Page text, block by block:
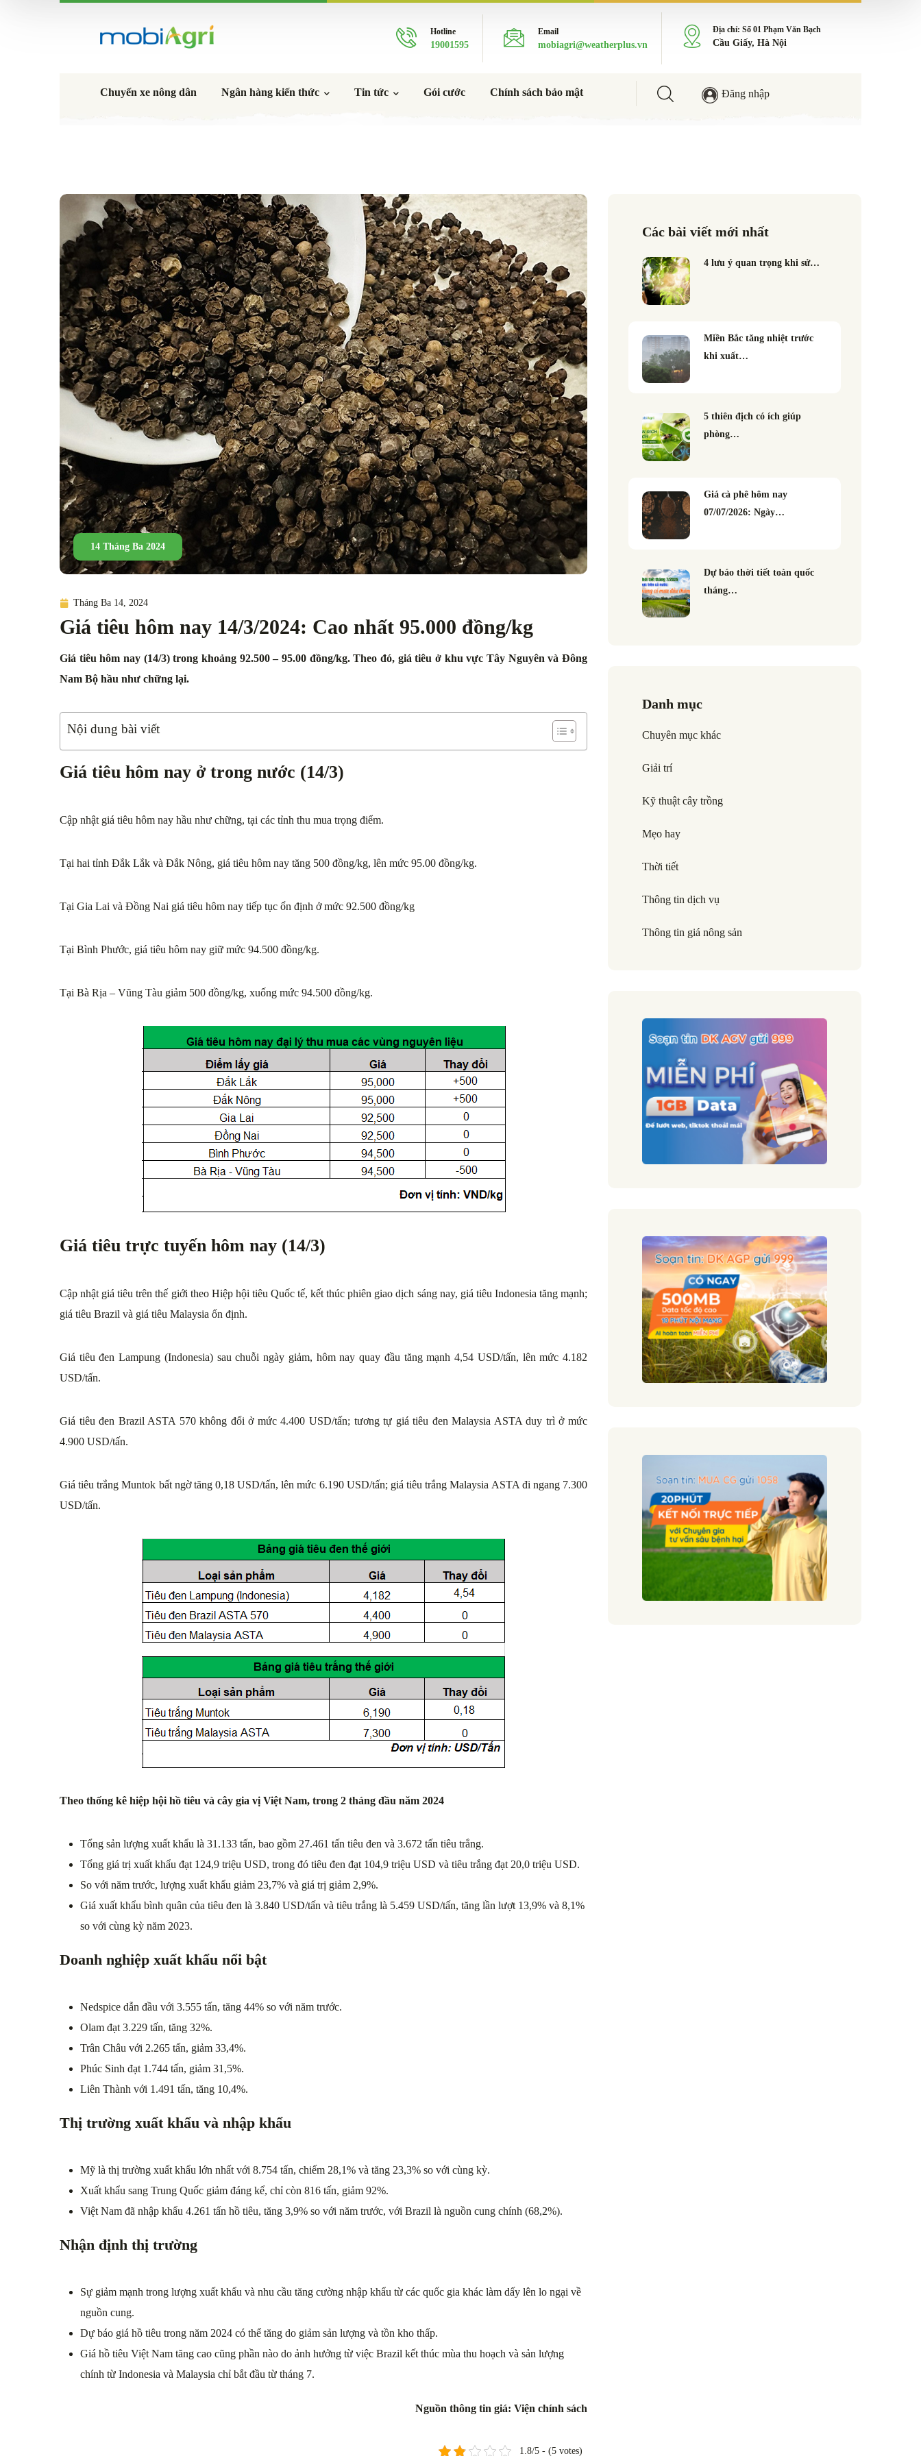
Hotline
19001595
Email
mobiagri@weatherplus.vn
Địa chỉ: Số 01 Phạm Văn Bạch
Cầu Giấy, Hà Nội
Chuyến xe nông dân Ngân hàng kiến thức Tin tức Gói cước Chính sách bảo mật Đăng nhập
14 Tháng Ba 2024
Tháng Ba 14, 2024
Giá tiêu hôm nay 14/3/2024: Cao nhất 95.000 đồng/kg
Giá tiêu hôm nay (14/3) trong khoảng 92.500 – 95.00 đồng/kg. Theo đó, giá tiêu ở khu vực Tây Nguyên và Đông
Nam Bộ hầu như chững lại.
Nội dung bài viết
Giá tiêu hôm nay ở trong nước (14/3)
Cập nhật giá tiêu hôm nay hầu như chững, tại các tỉnh thu mua trọng điểm.
Tại hai tỉnh Đắk Lắk và Đắk Nông, giá tiêu hôm nay tăng 500 đồng/kg, lên mức 95.00 đồng/kg.
Tại Gia Lai và Đồng Nai giá tiêu hôm nay tiếp tục ổn định ở mức 92.500 đồng/kg
Tại Bình Phước, giá tiêu hôm nay giữ mức 94.500 đồng/kg.
Tại Bà Rịa – Vũng Tàu giảm 500 đồng/kg, xuống mức 94.500 đồng/kg.
Giá tiêu trực tuyến hôm nay (14/3)
Cập nhật giá tiêu trên thế giới theo Hiệp hội tiêu Quốc tế, kết thúc phiên giao dịch sáng nay, giá tiêu Indonesia tăng mạnh;
giá tiêu Brazil và giá tiêu Malaysia ổn định.
Giá tiêu đen Lampung (Indonesia) sau chuỗi ngày giảm, hôm nay quay đầu tăng mạnh 4,54 USD/tấn, lên mức 4.182
USD/tấn.
Giá tiêu đen Brazil ASTA 570 không đổi ở mức 4.400 USD/tấn; tương tự giá tiêu đen Malaysia ASTA duy trì ở mức
4.900 USD/tấn.
Giá tiêu trắng Muntok bất ngờ tăng 0,18 USD/tấn, lên mức 6.190 USD/tấn; giá tiêu trắng Malaysia ASTA đi ngang 7.300
USD/tấn.
Theo thống kê hiệp hội hồ tiêu và cây gia vị Việt Nam, trong 2 tháng đầu năm 2024
Tổng sản lượng xuất khẩu là 31.133 tấn, bao gồm 27.461 tấn tiêu đen và 3.672 tấn tiêu trắng.
Tổng giá trị xuất khẩu đạt 124,9 triệu USD, trong đó tiêu đen đạt 104,9 triệu USD và tiêu trắng đạt 20,0 triệu USD.
So với năm trước, lượng xuất khẩu giảm 23,7% và giá trị giảm 2,9%.
Giá xuất khẩu bình quân của tiêu đen là 3.840 USD/tấn và tiêu trắng là 5.459 USD/tấn, tăng lần lượt 13,9% và 8,1%
so với cùng kỳ năm 2023.
Doanh nghiệp xuất khẩu nổi bật
Nedspice dẫn đầu với 3.555 tấn, tăng 44% so với năm trước.
Olam đạt 3.229 tấn, tăng 32%.
Trân Châu với 2.265 tấn, giảm 33,4%.
Phúc Sinh đạt 1.744 tấn, giảm 31,5%.
Liên Thành với 1.491 tấn, tăng 10,4%.
Thị trường xuất khẩu và nhập khẩu
Mỹ là thị trường xuất khẩu lớn nhất với 8.754 tấn, chiếm 28,1% và tăng 23,3% so với cùng kỳ.
Xuất khẩu sang Trung Quốc giảm đáng kể, chỉ còn 816 tấn, giảm 92%.
Việt Nam đã nhập khẩu 4.261 tấn hồ tiêu, tăng 3,9% so với năm trước, với Brazil là nguồn cung chính (68,2%).
Nhận định thị trường
Sự giảm mạnh trong lượng xuất khẩu và nhu cầu tăng cường nhập khẩu từ các quốc gia khác làm dấy lên lo ngại về
nguồn cung.
Dự báo giá hồ tiêu trong năm 2024 có thể tăng do giảm sản lượng và tồn kho thấp.
Giá hồ tiêu Việt Nam tăng cao cũng phần nào do ảnh hưởng từ việc Brazil kết thúc mùa thu hoạch và sản lượng
chính từ Indonesia và Malaysia chỉ bắt đầu từ tháng 7.
Nguồn thông tin giá: Viện chính sách
1.8/5 - (5 votes)
Các bài viết mới nhất
4 lưu ý quan trọng khi sử…
Miền Bắc tăng nhiệt trước
khi xuất…
5 thiên địch có ích giúp
phòng…
Giá cà phê hôm nay
07/07/2026: Ngày…
Dự báo thời tiết toàn quốc
tháng…
Danh mục
Chuyên mục khác
Giải trí
Kỹ thuật cây trồng
Mẹo hay
Thời tiết
Thông tin dịch vụ
Thông tin giá nông sản